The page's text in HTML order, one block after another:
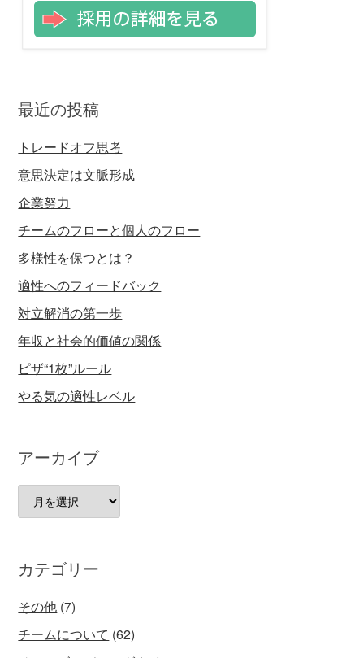
最近の投稿
トレードオフ思考
意思決定は文脈形成
企業努力
チームのフローと個人のフロー
多様性を保つとは？
適性へのフィードバック
対立解消の第一歩
年収と社会的価値の関係
ピザ“1枚”ルール
やる気の適性レベル
アーカイブ
ー
ブ
カテゴリー
その他 (7)
チームについて (62)